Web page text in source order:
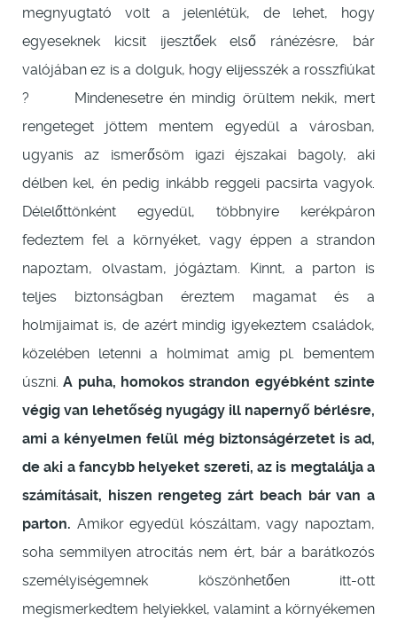
megnyugtató volt a jelenlétük, de lehet, hogy
egyeseknek kicsit ijesztőek első ránézésre, bár
valójában ez is a dolguk, hogy elijesszék a rosszfiúkat
? Mindenesetre én mindig örültem nekik, mert
rengeteget jöttem mentem egyedül a városban,
ugyanis az ismerősöm igazi éjszakai bagoly, aki
délben kel, én pedig inkább reggeli pacsirta vagyok.
Délelőttönként egyedül, többnyire kerékpáron
fedeztem fel a környéket, vagy éppen a strandon
napoztam, olvastam, jógáztam. Kinnt, a parton is
teljes biztonságban éreztem magamat és a
holmijaimat is, de azért mindig igyekeztem családok,
közelében letenni a holmimat amig pl. bementem
úszni.A puha, homokos strandon egyébként szinte
végig van lehetőség nyugágy ill napernyő bérlésre,
ami a kényelmen felül még biztonságérzetet is ad,
de aki a fancybb helyeket szereti, az is megtalálja a
számításait, hiszen rengeteg zárt beach bár van a
parton. Amikor egyedül kószáltam, vagy napoztam,
soha semmilyen atrocitás nem ért, bár a barátkozós
személyiségemnek köszönhetően itt-ott
megismerkedtem helyiekkel, valamint a környékemen